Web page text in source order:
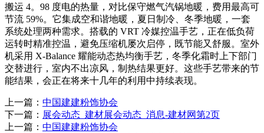
搬运 4。98 度电的热量，对比保守燃气汽锅地暖，费用最高可
节流 59%。它集成空和谐地暖，夏日制冷、冬季地暖，一套
系统处理两种需求。搭载的 VRT 冷媒控温手艺，正在低负荷
运转时精准控温，避免压缩机屡次启停，既节能又舒服。室外
机采用 X-Balance 耀能动态热均衡手艺，冬季化霜时上下部门
交替进行，室内不出凉风，制热结果更好。这些手艺带来的节
能结果，会正在将来十几年的利用中持续表现。
上一篇： 中国建建粉饰协会
下一篇： 展会动态_建材展会动态_消息-建材网第2页
上一篇： 中国建建粉饰协会